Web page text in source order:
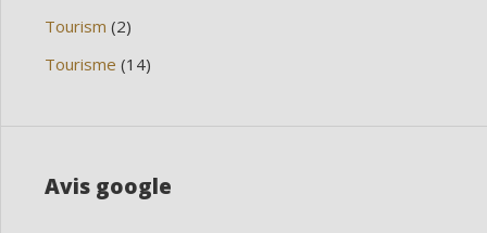
Tourism (2)
Tourisme (14)
Avis google